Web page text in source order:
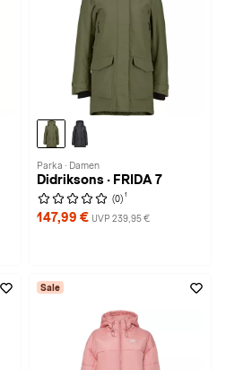
Parka · Damen
Didriksons · FRIDA 7
(0) 1
147,99 € UVP 239,95 €
Sale